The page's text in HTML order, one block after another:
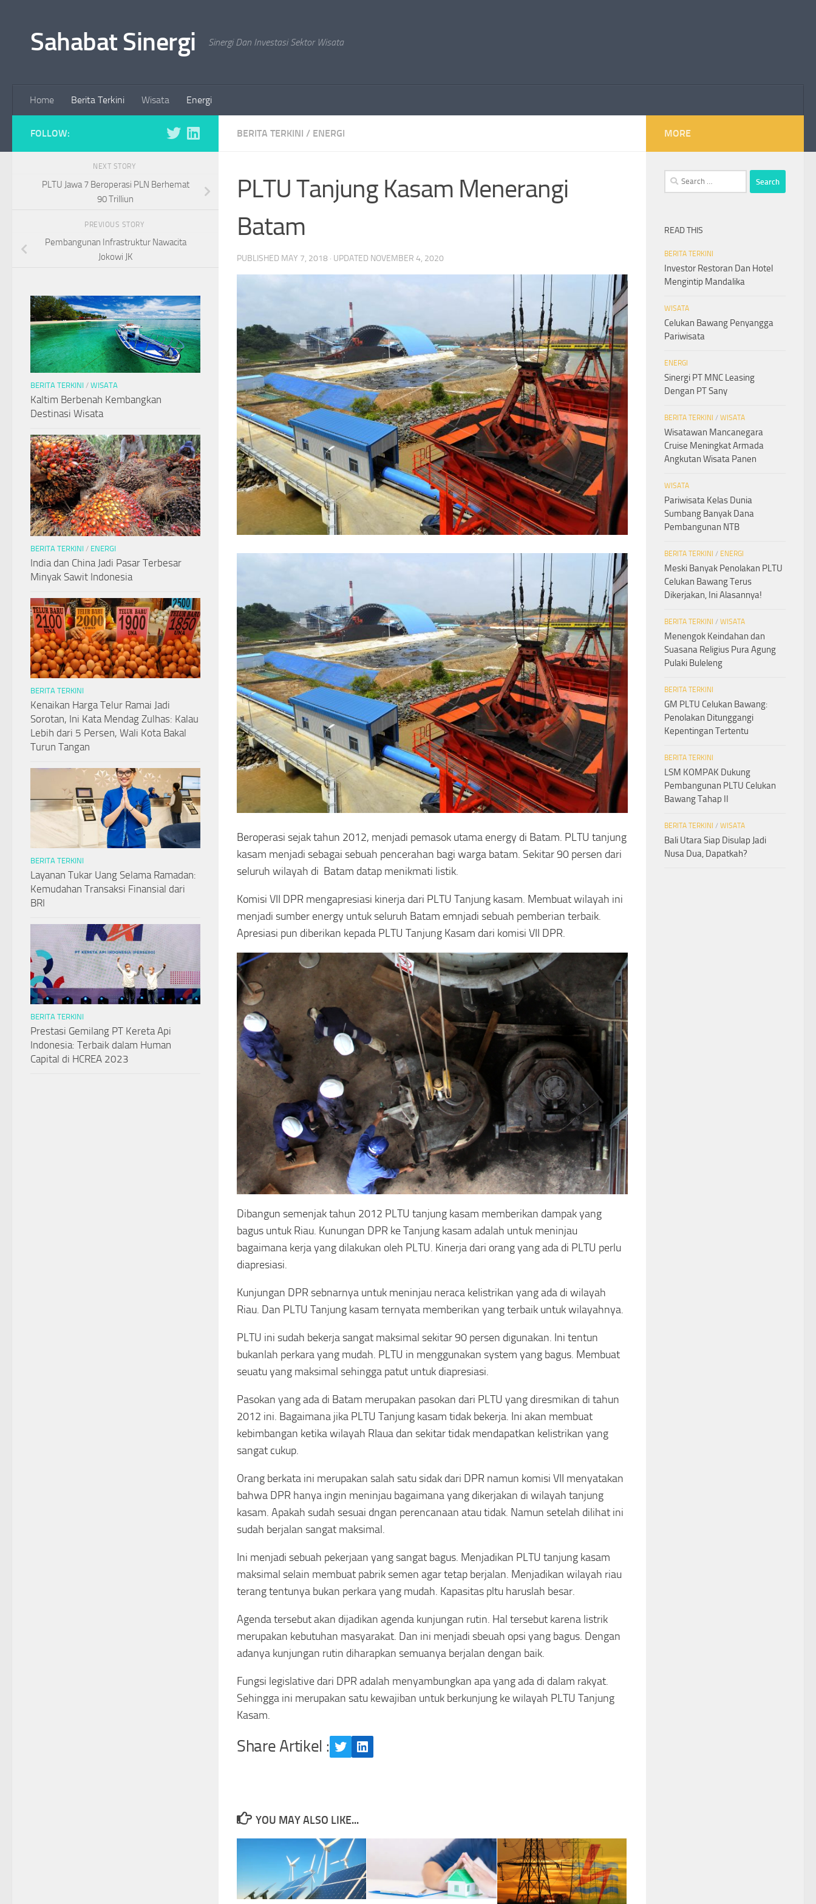
Sahabat Sinergi Sinergi Dan Investasi Sektor Wisata
Home Berita Terkini Wisata Energi
BERITA TERKINI / ENERGI
PLTU Tanjung Kasam Menerangi
Batam
PUBLISHED MAY 7, 2018 · UPDATED NOVEMBER 4, 2020
Beroperasi sejak tahun 2012, menjadi pemasok utama energy di Batam. PLTU tanjung
kasam menjadi sebagai sebuah pencerahan bagi warga batam. Sekitar 90 persen dari
seluruh wilayah di Batam datap menikmati listik.
Komisi VII DPR mengapresiasi kinerja dari PLTU Tanjung kasam. Membuat wilayah ini
menjadi sumber energy untuk seluruh Batam emnjadi sebuah pemberian terbaik.
Apresiasi pun diberikan kepada PLTU Tanjung Kasam dari komisi VII DPR.
Dibangun semenjak tahun 2012 PLTU tanjung kasam memberikan dampak yang
bagus untuk Riau. Kunungan DPR ke Tanjung kasam adalah untuk meninjau
bagaimana kerja yang dilakukan oleh PLTU. Kinerja dari orang yang ada di PLTU perlu
diapresiasi.
Kunjungan DPR sebnarnya untuk meninjau neraca kelistrikan yang ada di wilayah
Riau. Dan PLTU Tanjung kasam ternyata memberikan yang terbaik untuk wilayahnya.
PLTU ini sudah bekerja sangat maksimal sekitar 90 persen digunakan. Ini tentun
bukanlah perkara yang mudah. PLTU in menggunakan system yang bagus. Membuat
seuatu yang maksimal sehingga patut untuk diapresiasi.
Pasokan yang ada di Batam merupakan pasokan dari PLTU yang diresmikan di tahun
2012 ini. Bagaimana jika PLTU Tanjung kasam tidak bekerja. Ini akan membuat
kebimbangan ketika wilayah RIaua dan sekitar tidak mendapatkan kelistrikan yang
sangat cukup.
Orang berkata ini merupakan salah satu sidak dari DPR namun komisi VII menyatakan
bahwa DPR hanya ingin meninjau bagaimana yang dikerjakan di wilayah tanjung
kasam. Apakah sudah sesuai dngan perencanaan atau tidak. Namun setelah dilihat ini
sudah berjalan sangat maksimal.
Ini menjadi sebuah pekerjaan yang sangat bagus. Menjadikan PLTU tanjung kasam
maksimal selain membuat pabrik semen agar tetap berjalan. Menjadikan wilayah riau
terang tentunya bukan perkara yang mudah. Kapasitas pltu haruslah besar.
Agenda tersebut akan dijadikan agenda kunjungan rutin. Hal tersebut karena listrik
merupakan kebutuhan masyarakat. Dan ini menjadi sbeuah opsi yang bagus. Dengan
adanya kunjungan rutin diharapkan semuanya berjalan dengan baik.
Fungsi legislative dari DPR adalah menyambungkan apa yang ada di dalam rakyat.
Sehingga ini merupakan satu kewajiban untuk berkunjung ke wilayah PLTU Tanjung
Kasam.
Share Artikel : TwitterLinkedIn
YOU MAY ALSO LIKE...
FOLLOW:
NEXT STORY
PLTU Jawa 7 Beroperasi PLN Berhemat
90 Trilliun
PREVIOUS STORY
Pembangunan Infrastruktur Nawacita
Jokowi JK
BERITA TERKINI / WISATA
Kaltim Berbenah Kembangkan
Destinasi Wisata
BERITA TERKINI / ENERGI
India dan China Jadi Pasar Terbesar
Minyak Sawit Indonesia
BERITA TERKINI
Kenaikan Harga Telur Ramai Jadi
Sorotan, Ini Kata Mendag Zulhas: Kalau
Lebih dari 5 Persen, Wali Kota Bakal
Turun Tangan
BERITA TERKINI
Layanan Tukar Uang Selama Ramadan:
Kemudahan Transaksi Finansial dari
BRI
BERITA TERKINI
Prestasi Gemilang PT Kereta Api
Indonesia: Terbaik dalam Human
Capital di HCREA 2023
MORE
Search
for:
READ THIS
BERITA TERKINI
Investor Restoran Dan Hotel
Mengintip Mandalika
WISATA
Celukan Bawang Penyangga
Pariwisata
ENERGI
Sinergi PT MNC Leasing
Dengan PT Sany
BERITA TERKINI / WISATA
Wisatawan Mancanegara
Cruise Meningkat Armada
Angkutan Wisata Panen
WISATA
Pariwisata Kelas Dunia
Sumbang Banyak Dana
Pembangunan NTB
BERITA TERKINI / ENERGI
Meski Banyak Penolakan PLTU
Celukan Bawang Terus
Dikerjakan, Ini Alasannya!
BERITA TERKINI / WISATA
Menengok Keindahan dan
Suasana Religius Pura Agung
Pulaki Buleleng
BERITA TERKINI
GM PLTU Celukan Bawang:
Penolakan Ditunggangi
Kepentingan Tertentu
BERITA TERKINI
LSM KOMPAK Dukung
Pembangunan PLTU Celukan
Bawang Tahap II
BERITA TERKINI / WISATA
Bali Utara Siap Disulap Jadi
Nusa Dua, Dapatkah?